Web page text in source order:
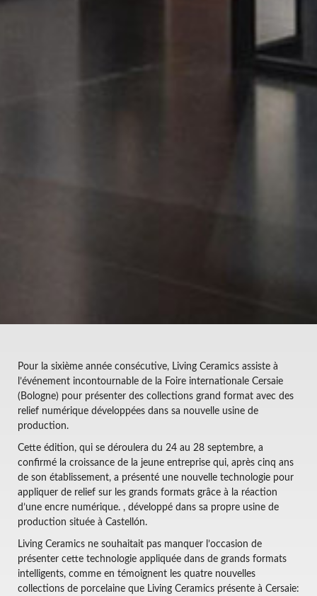
Pour la sixième année consécutive, Living Ceramics assiste à
l’événement incontournable de la Foire internationale Cersaie
(Bologne) pour présenter des collections grand format avec des
relief numérique développées dans sa nouvelle usine de
production.
Cette édition, qui se déroulera du 24 au 28 septembre, a
confirmé la croissance de la jeune entreprise qui, après cinq ans
de son établissement, a présenté une nouvelle technologie pour
appliquer de relief sur les grands formats grâce à la réaction
d’une encre numérique. , développé dans sa propre usine de
production située à Castellón.
Living Ceramics ne souhaitait pas manquer l’occasion de
présenter cette technologie appliquée dans de grands formats
intelligents, comme en témoignent les quatre nouvelles
collections de porcelaine que Living Ceramics présente à Cersaie: